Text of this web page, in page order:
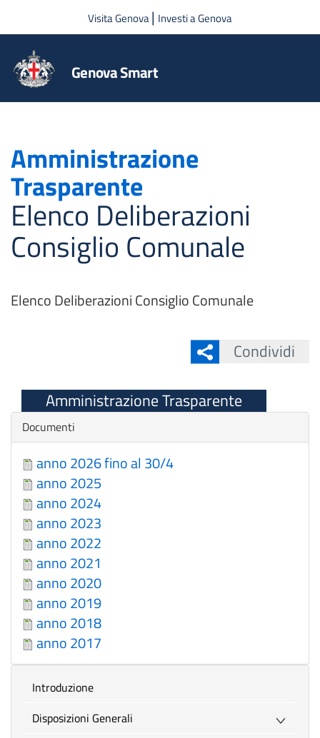
Salta al contenuto principale
Visita Genova| Investi a Genova
Genova Smart
Amministrazione
Trasparente
Elenco Deliberazioni
Consiglio Comunale
Elenco Deliberazioni Consiglio Comunale
Condividi
Amministrazione Trasparente
Nascondi
Documenti
anno 2026 fino al 30/4
anno 2025
anno 2024
anno 2023
anno 2022
anno 2021
anno 2020
anno 2019
anno 2018
anno 2017
introduzione
Disposizioni Generali